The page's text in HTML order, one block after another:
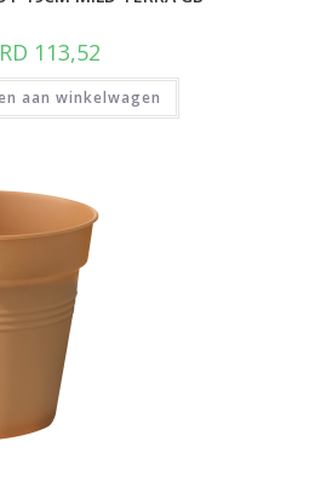
113,52
aan winkelwagen